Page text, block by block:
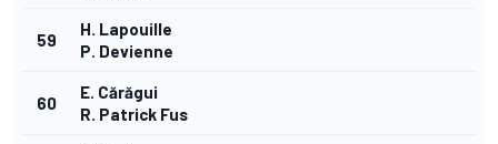
59
H. Lapouille
P. Devienne
60
E. Cărăgui
R. Patrick Fus